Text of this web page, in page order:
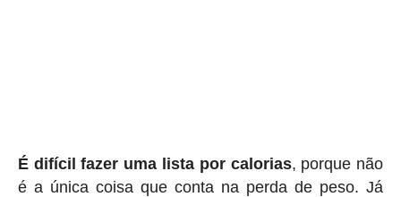
É difícil fazer uma lista por calorias, porque não
é a única coisa que conta na perda de peso. Já